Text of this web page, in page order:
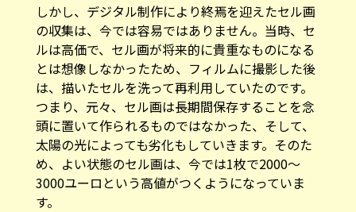
しかし、デジタル制作により終焉を迎えたセル画
の収集は、今では容易ではありません。当時、セ
ルは高価で、セル画が将来的に貴重なものになる
とは想像しなかったため、フィルムに撮影した後
は、描いたセルを洗って再利用していたのです。
つまり、元々、セル画は長期間保存することを念
頭に置いて作られるものではなかった、そして、
太陽の光によっても劣化もしていきます。そのた
め、よい状態のセル画は、今では1枚で2000〜
3000ユーロという高値がつくようになっていま
す。